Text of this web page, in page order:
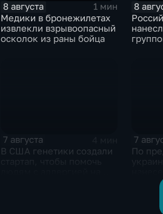
8 августа
1 мин
Медики в бронежилетах
извлекли взрывоопасный
осколок из раны бойца
8
7 августа
В США генетики создали
7
По